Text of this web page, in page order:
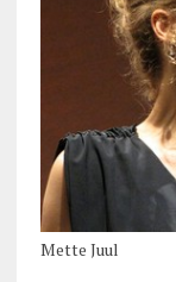
Mette Juul